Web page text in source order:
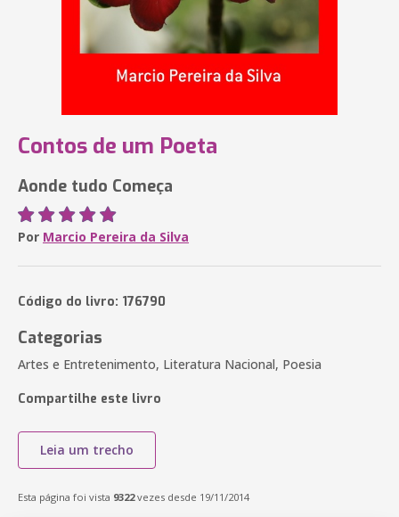
Contos de um Poeta
Aonde tudo Começa
Por Marcio Pereira da Silva
Código do livro: 176790
Categorias
Artes e Entretenimento, Literatura Nacional, Poesia
Compartilhe este livro
Leia um trecho
Esta página foi vista 9322vezes desde 19/11/2014